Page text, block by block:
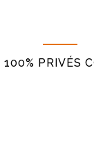
PRIVÉS